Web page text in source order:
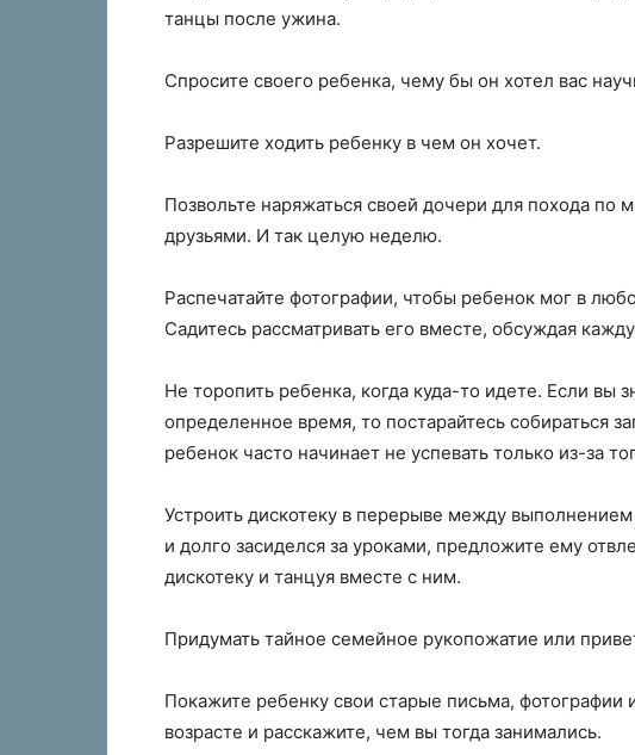
танцы после ужина.
Спросите своего ребенка, чему бы он хотел вас
Разрешите ходить ребенку в чем он хочет.
Позвольте наряжаться своей дочери для похода по
друзьями. И так целую неделю.
Распечатайте фотографии, чтобы ребенок мог в
Садитесь рассматривать его вместе, обсуждая
Не торопить ребенка, когда куда-то идете. Если вы
определенное время, то постарайтесь собираться
ребенок часто начинает не успевать только из-за
Устроить дискотеку в перерыве между
и долго засиделся за уроками, предложите ему
дискотеку и танцуя вместе с ним.
Придумать тайное семейное рукопожатие или
Покажите ребенку свои старые письма, фотографии
возрасте и расскажите, чем вы тогда занимались.